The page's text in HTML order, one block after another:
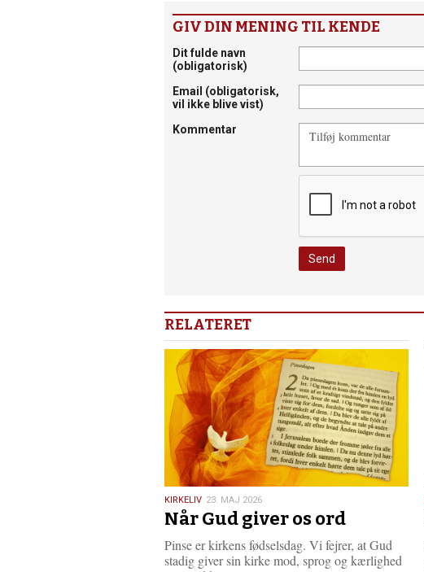
GIV DIN MENING TIL KENDE
Dit fulde navn
(obligatorisk)
Email (obligatorisk,
vil ikke blive vist)
Kommentar
RELATERET
23.
maj
KIRKELIV 23. MAJ 2026
Når Gud giver os ord
Pinse er kirkens fødselsdag. Vi fejrer, at Gud
stadig giver sin kirke mod, sprog og kærlighed